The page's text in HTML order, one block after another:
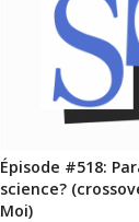
Épisode #518:
science?
Moi)